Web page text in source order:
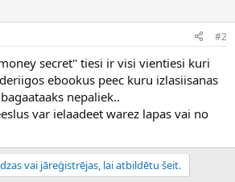
#2
secret'' tiesi ir visi vientiesi kuri
ebookus peec kuru izlasiisanas
nepaliek..
var ielaadeet warez lapas vai no
vai jāreģistrējas, lai atbildētu šeit.